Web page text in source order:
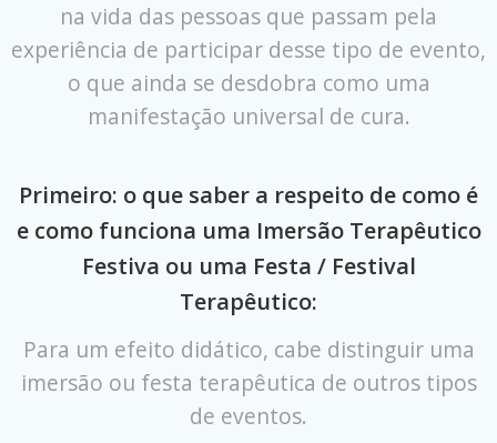
na vida das pessoas que passam pela
experiência de participar desse tipo de evento,
o que ainda se desdobra como uma
manifestação universal de cura.
Primeiro: o que saber a respeito de como é
e como funciona uma Imersão Terapêutico
Festiva ou uma Festa / Festival
Terapêutico:
Para um efeito didático, cabe distinguir uma
imersão ou festa terapêutica de outros tipos
de eventos.